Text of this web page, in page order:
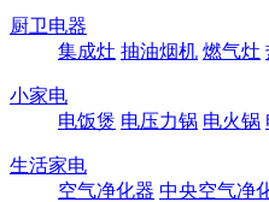
厨卫电器
集成灶 抽油烟机 燃气灶
小家电
电饭煲 电压力锅 电火锅
生活家电
空气净化器 中央空气净